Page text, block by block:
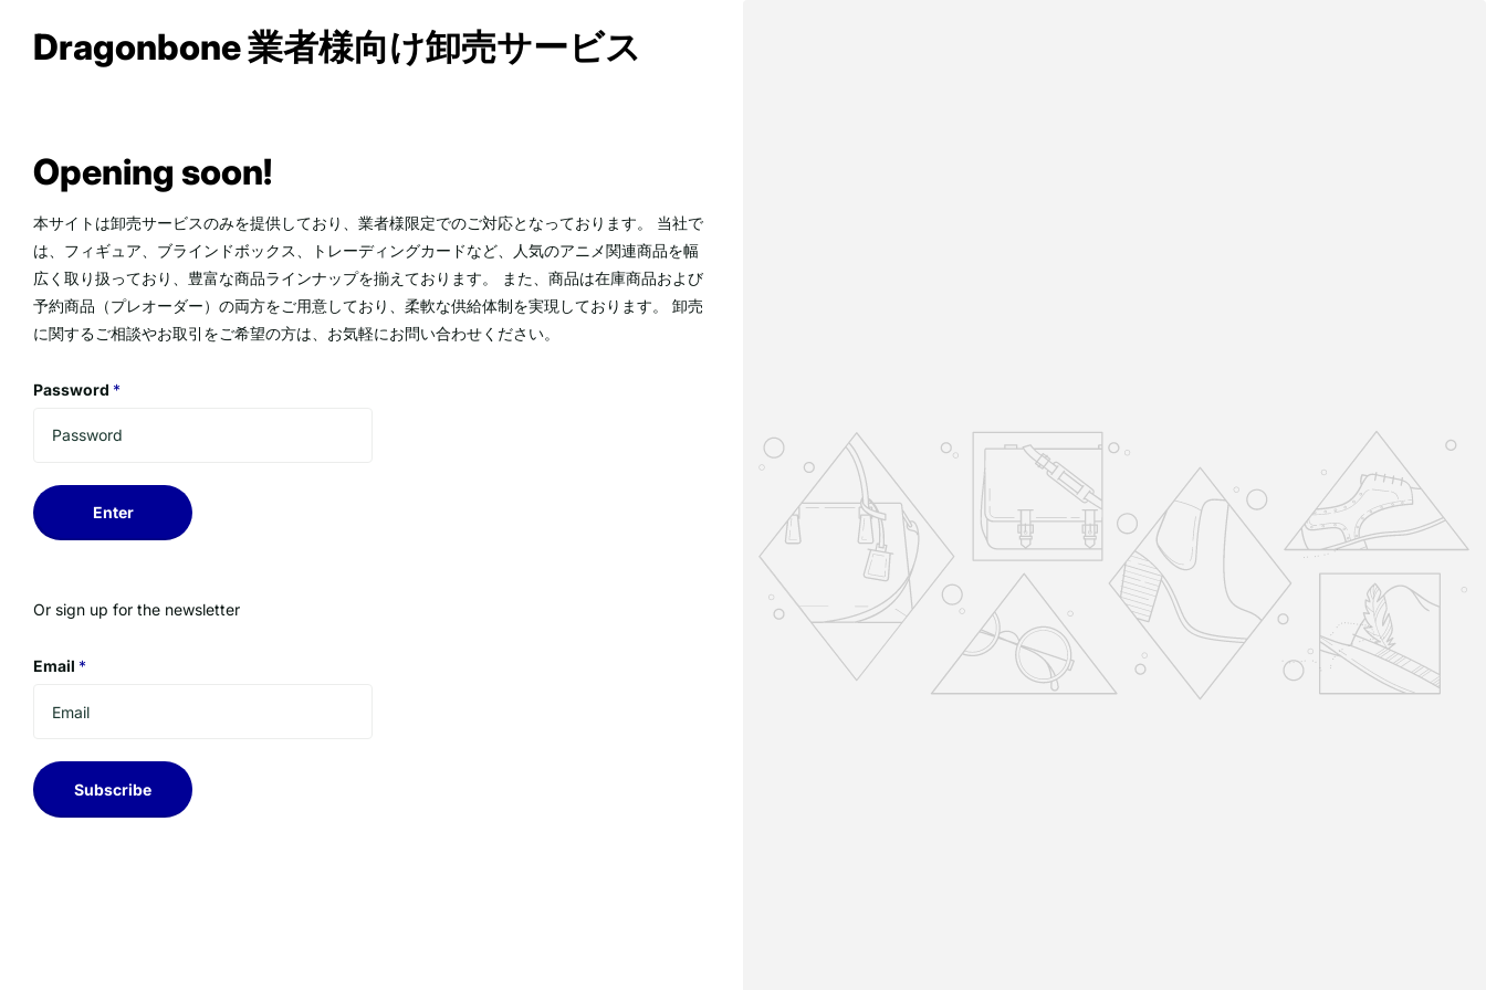
Dragonbone 業者様向け卸売サービス
Opening soon!
本サイトは卸売サービスのみを提供しており、業者様限定でのご対応となっております。 当社で
は、フィギュア、ブラインドボックス、トレーディングカードなど、人気のアニメ関連商品を幅
広く取り扱っており、豊富な商品ラインナップを揃えております。 また、商品は在庫商品および
予約商品（プレオーダー）の両方をご用意しており、柔軟な供給体制を実現しております。 卸売
に関するご相談やお取引をご希望の方は、お気軽にお問い合わせください。
Password *
Enter
Or sign up for the newsletter
Email *
Subscribe